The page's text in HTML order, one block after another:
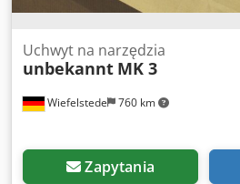
Wiefelstede 760 km
Uchwyt na narzędzia
unbekannt MK 3
Zapytania